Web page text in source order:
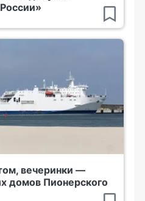
вечеринки —
домов Пионерского